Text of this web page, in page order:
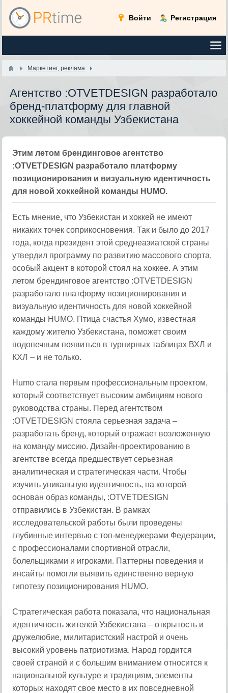
Войти Регистрация
Маркетинг, реклама
Агентство :OTVETDESIGN разработало
бренд-платформу для главной
хоккейной команды Узбекистана
Этим летом брендинговое агентство
:OTVETDESIGN разработало платформу
позиционирования и визуальную идентичность
для новой хоккейной команды HUMO.
Есть мнение, что Узбекистан и хоккей не имеют
никаких точек соприкосновения. Так и было до 2017
года, когда президент этой среднеазиатской страны
утвердил программу по развитию массового спорта,
особый акцент в которой стоял на хоккее. А этим
летом брендинговое агентство :OTVETDESIGN
разработало платформу позиционирования и
визуальную идентичность для новой хоккейной
команды HUMO. Птица счастья Хумо, известная
каждому жителю Узбекистана, поможет своим
подопечным появиться в турнирных таблицах ВХЛ и
КХЛ – и не только.
Humo стала первым профессиональным проектом,
который соответствует высоким амбициям нового
руководства страны. Перед агентством
:OTVETDESIGN стояла серьезная задача –
разработать бренд, который отражает возложенную
на команду миссию. Дизайн-проектированию в
агентстве всегда предшествует серьезная
аналитическая и стратегическая части. Чтобы
изучить уникальную идентичность, на которой
основан образ команды, :OTVETDESIGN
отправились в Узбекистан. В рамках
исследовательской работы были проведены
глубинные интервью с топ-менеджерами Федерации,
с профессионалами спортивной отрасли,
болельщиками и игроками. Паттерны поведения и
инсайты помогли выявить единственно верную
гипотезу позиционирования HUMO.
Стратегическая работа показала, что национальная
идентичность жителей Узбекистана – открытость и
дружелюбие, милитаристский настрой и очень
высокий уровень патриотизма. Народ гордится
своей страной и с большим вниманием относится к
национальной культуре и традициям, элементы
которых находят свое место в их повседневной